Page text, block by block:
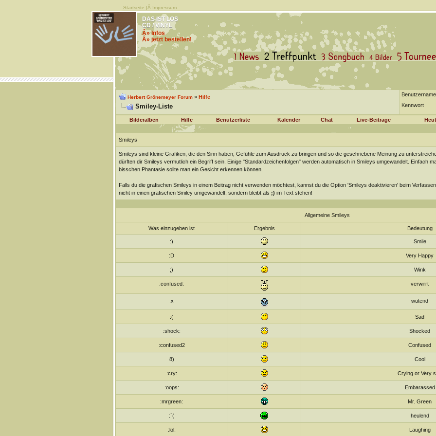
Startseite |Â Impressum
DAS IST LOS
CD / VINYL
Â» Infos
Â» jetzt bestellen!
Herbert Grönemeyer Forum» Hilfe
Smiley-Liste
Benutzername
Kennwort
Bilderalben Hilfe Benutzerliste Kalender Chat Live-Beiträge
Smileys
Smileys sind kleine Grafiken, die den Sinn haben, Gefühle zum Ausdruck zu bringen und so die geschriebene Meinung zu
dürften dir Smileys vermutlich ein Begriff sein. Einige "Standardzeichenfolgen" werden automatisch in Smileys umgewandelt. Einfach
bisschen Phantasie sollte man ein Gesicht erkennen können.
Falls du die grafischen Smileys in einem Beitrag nicht verwenden möchtest, kannst du die Option 'Smileys deaktivieren' beim
nicht in einen grafischen Smiley umgewandelt, sondern bleibt als ;) im Text stehen!
Allgemeine Smileys
Was einzugeben ist Ergebnis Bedeutung
:) Smile
:D Very Happy
;) Wink
:confused: verwirrt
:x wütend
:( Sad
:shock: Shocked
:confused2 Confused
8) Cool
:cry: Crying or Very
:oops: Embarassed
:mrgreen: Mr. Green
:´( heulend
:lol: Laughing